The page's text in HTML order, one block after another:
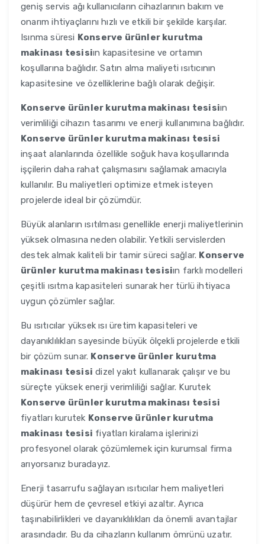
geniş servis ağı kullanıcıların cihazlarının bakım ve
onarım ihtiyaçlarını hızlı ve etkili bir şekilde karşılar.
Isınma süresi Konserve ürünler kurutma
makinası tesisiın kapasitesine ve ortamın
koşullarına bağlıdır. Satın alma maliyeti ısıtıcının
kapasitesine ve özelliklerine bağlı olarak değişir.
Konserve ürünler kurutma makinası tesisiın
verimliliği cihazın tasarımı ve enerji kullanımına bağlıdır.
Konserve ürünler kurutma makinası tesisi
inşaat alanlarında özellikle soğuk hava koşullarında
işçilerin daha rahat çalışmasını sağlamak amacıyla
kullanılır. Bu maliyetleri optimize etmek isteyen
projelerde ideal bir çözümdür.
Büyük alanların ısıtılması genellikle enerji maliyetlerinin
yüksek olmasına neden olabilir. Yetkili servislerden
destek almak kaliteli bir tamir süreci sağlar. Konserve
ürünler kurutma makinası tesisiın farklı modelleri
çeşitli ısıtma kapasiteleri sunarak her türlü ihtiyaca
uygun çözümler sağlar.
Bu ısıtıcılar yüksek ısı üretim kapasiteleri ve
dayanıklılıkları sayesinde büyük ölçekli projelerde etkili
bir çözüm sunar. Konserve ürünler kurutma
makinası tesisi dizel yakıt kullanarak çalışır ve bu
süreçte yüksek enerji verimliliği sağlar. Kurutek
Konserve ürünler kurutma makinası tesisi
fiyatları kurutek Konserve ürünler kurutma
makinası tesisi fiyatları kiralama işlerinizi
profesyonel olarak çözümlemek için kurumsal firma
arıyorsanız buradayız.
Enerji tasarrufu sağlayan ısıtıcılar hem maliyetleri
düşürür hem de çevresel etkiyi azaltır. Ayrıca
taşınabilirlikleri ve dayanıklılıkları da önemli avantajlar
arasındadır. Bu da cihazların kullanım ömrünü uzatır.